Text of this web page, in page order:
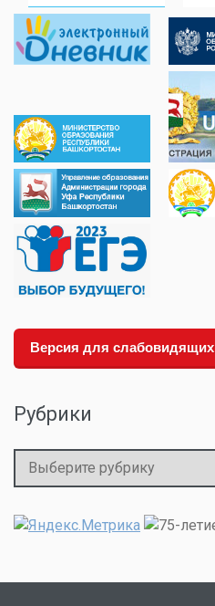
Версия для слабовидящих
Рубрики
Рубрики